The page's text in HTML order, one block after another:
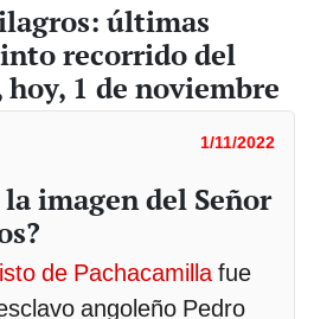
últimas
recorrido del
1 de noviembre
1/11/2022
imagen del Señor
de Pachacamillafue
angoleño Pedro